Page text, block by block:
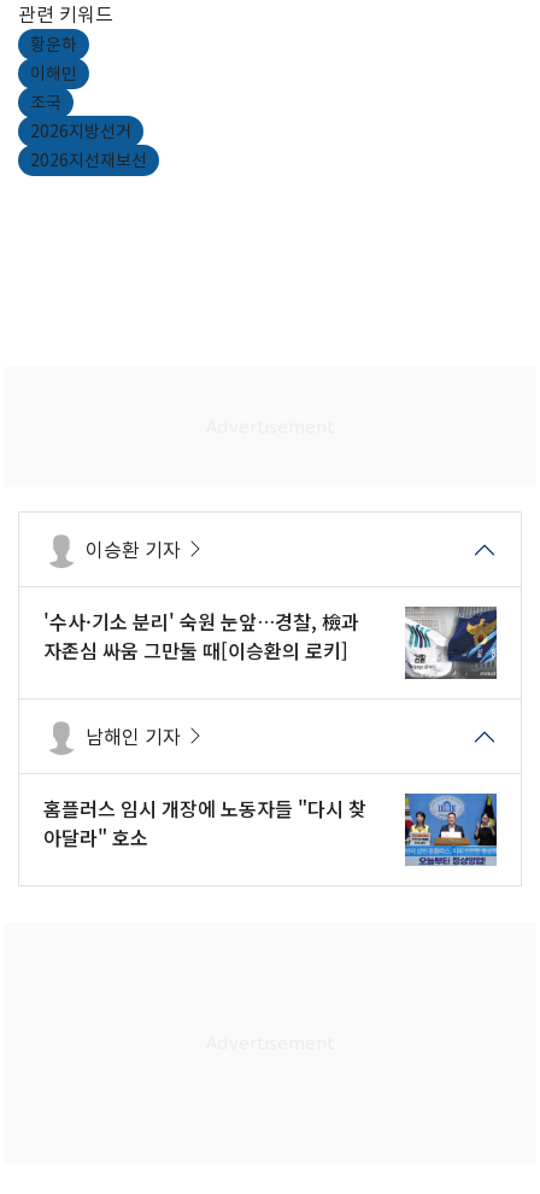
관련 키워드
황운하
이해민
조국
2026지방선거
2026지선재보선
이승환 기자
'수사·기소 분리' 숙원 눈앞…경찰, 檢과
자존심 싸움 그만둘 때[이승환의 로키]
남해인 기자
홈플러스 임시 개장에 노동자들 "다시 찾
아달라" 호소